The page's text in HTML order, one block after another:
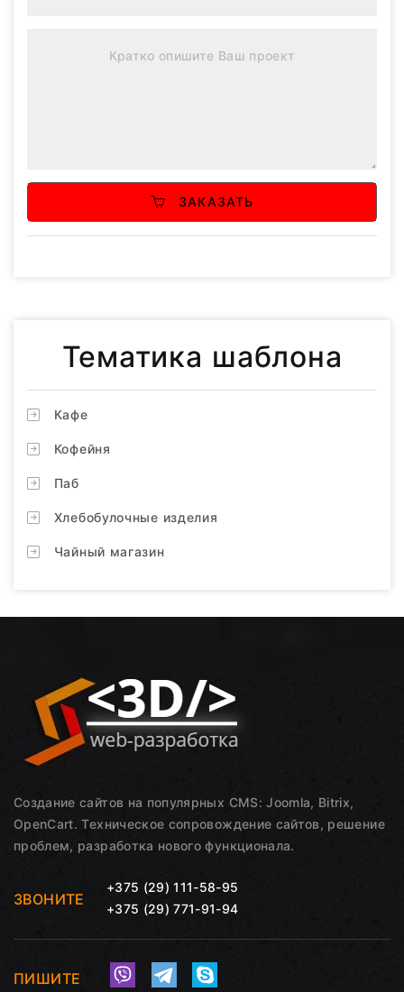
ЗАКАЗАТЬ
Тематика шаблона
Кафе
Кофейня
Паб
Хлебобулочные изделия
Чайный магазин
Создание сайтов на популярных CMS: Joomla, Bitrix,
OpenCart. Техническое сопровождение сайтов, решение
проблем, разработка нового функционала.
ЗВОНИТЕ
+375 (29) 111-58-95
+375 (29) 771-91-94
ПИШИТЕ